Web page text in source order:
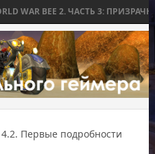
BEE 2. ЧАСТЬ 3: ПРИЗРАЧНЫЕ
Первые подробности